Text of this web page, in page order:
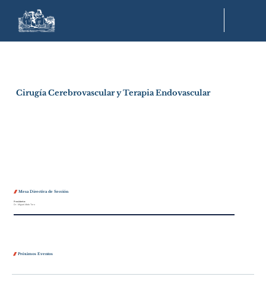
Mesa Directiva de Sección
Presidente:
Dr. Miguel Abdo Toro
Cirugía Cerebrovascular y Terapia Endovascular
 Próximos Eventos